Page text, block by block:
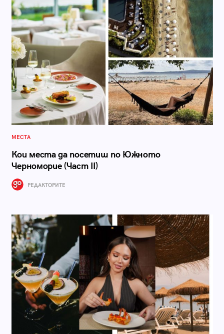
МЕСТА
Кои места да посетиш по Южното
Черноморие (Част II)
РЕДАКТОРИТЕ